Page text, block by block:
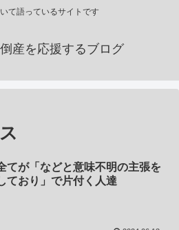
て語っているサイトです
産を応援するブログ
てが「などと意味不明の主張を
ており」で片付く人達